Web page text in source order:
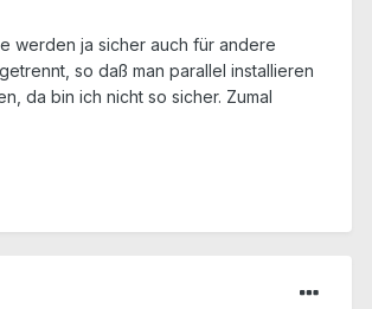
werden ja sicher auch für andere
so daß man parallel installieren
da bin ich nicht so sicher. Zumal